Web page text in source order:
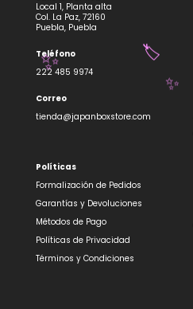
Local 1, Planta alta
Col. La Paz, 72160
Puebla, Puebla
Teléfono
222 485 9974
Correo
tienda@japanboxstore.com
Políticas
Formalización de Pedidos
Garantías y Devoluciones
Métodos de Pago
Políticas de Privacidad
Términos y Condiciones
✨